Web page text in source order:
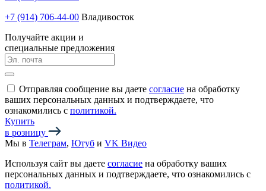
+7 (914) 706-44-00 Владивосток
Получайте акции и
специальные предложения
Отправляя сообщение вы даете согласие на обработку
ваших персональных данных и подтверждаете, что
ознакомились с политикой.
Купить
в розницу
Мы в Телеграм, Ютуб и VK Видео
Используя сайт вы даете согласие на обработку ваших
персональных данных и подтверждаете, что ознакомились с
политикой.